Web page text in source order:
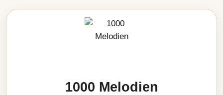
1000 Melodien